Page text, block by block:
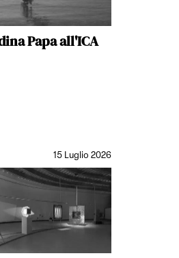
Papa all'ICA
15 Luglio 2026